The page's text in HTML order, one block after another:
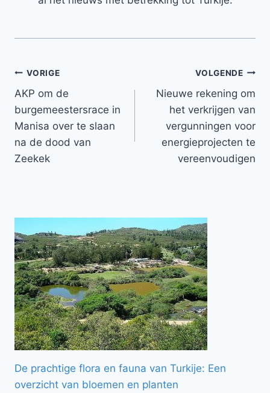
Bericht
navigatie
VORIGE
AKP om de
burgemeestersrace in
Manisa over te slaan
na de dood van
Zeekek
VOLGENDE
Nieuwe rekening om
het verkrijgen van
vergunningen voor
energieprojecten te
vereenvoudigen
De prachtige flora en fauna van Turkije: Een
overzicht van bloemen en planten